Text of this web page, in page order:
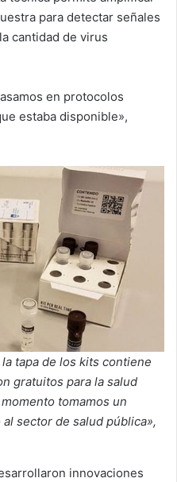
para detectar señales
cantidad de virus
en protocolos
estaba disponible»,
tapa de los kits contiene
gratuitos para la salud
tomamos un
sector de salud pública»,
innovaciones